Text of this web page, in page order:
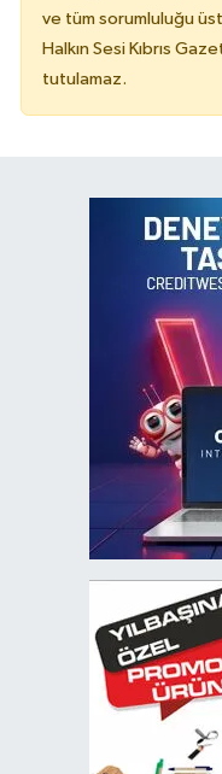
ve tüm sorumluluğu
Halkın Sesi Kıbrıs
tutulamaz.